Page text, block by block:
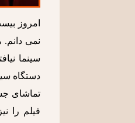
امروز
نمی
تماشای
فیلم را